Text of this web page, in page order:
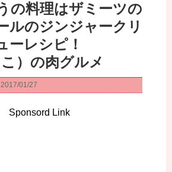
の料理はザミーツの
ルのジンジャークリ
ーレシピ！
）の肉グルメ
01/27
Sponsord Link